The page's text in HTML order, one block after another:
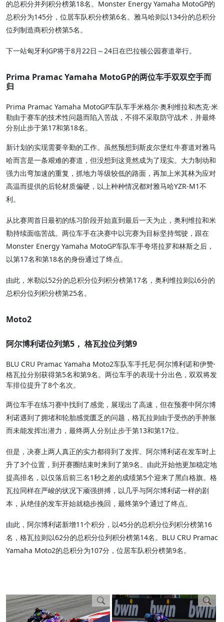
的总积分并列积分榜第18名。Monster Energy Yamaha MotoGP的
总积分为145分，位居车队积分榜第6名。雅马哈则以134分的总积分
位列制造商积分榜第5名。
下一站匈牙利GP将于8月22日～24日在巴拉顿公园赛道举行。
Prima Pramac Yamaha MotoGP的两位车手双双空手而
归
Prima Pramac Yamaha MotoGP车队车手米格尔·奥利维拉和杰克·米
勒由于赛车的技术性问题而陷入苦战，不得不采取防守战术，并最终
分别止步于第17和第18名。
新计划的实现需要辛勤的工作。虽然预想到斯皮尔堡红牛赛道对雅马
哈而言是一条艰难的赛道，但没想到这竟然成为了现实。大力制动和
强力出弯加速的重复，抓地力等级较低的路面，再加上米其林为应对
高温而提供的后轮材质偏硬，以上种种情况都对雅马哈YZR-M1不
利。
从比赛周首日最初的练习阶段开始直到最后一天为止，奥利维拉和米
勒持续面临苦战。两位车手在决赛中以完赛为目标坚持驾驶，跟在
Monster Energy Yamaha MotoGP车队车手夸塔拉罗和林斯之后，
以第17名和第18名的身份通过了终点。
由此，米勒以52分的总积分位列积分榜第17名，奥利维拉则以6分的
总积分位列积分榜第25名。
Moto2
阿尔博利诺位列第5， 格瓦拉位列第9
BLU CRU Pramac Yamaha Moto2车队车手托尼·阿尔博利诺和伊赞·
格瓦拉分别获得第5名和第9名。两位车手的表现十分出色，双双将发
车排位提升了8个名次。
两位车手在练习赛中找到了感觉，展现出了高速，但在预赛中阿尔博
利诺遇到了拥堵和轮胎感觉匮乏的问题，格瓦拉则由于受伤的手肿胀
而未能发挥出潜力，最终两人分别止步于第13和第17位。
但是，决赛上两人真正的实力都得到了发挥。阿尔博利诺在发车时上
升了3个位置，到开赛圈结束时来到了第9名。由此开始他更加稳定地
提高排名，以仅落后前三名1秒之差的成绩第5个迎来了黑白格旗。格
瓦拉同样在严峻的状况下顽强拼搏，以几乎与阿尔博利诺一样的剧
本，从绝佳的发车开始就稳步挽回，最终第9个通过了终点。
由此，阿尔博利诺新增11个积分，以45分的总积分位列积分榜第16
名，格瓦拉则以62分的总积分位列积分榜第14名。BLU CRU Pramac
Yamaha Moto2的总积分为107分，位居车队积分榜第9名。